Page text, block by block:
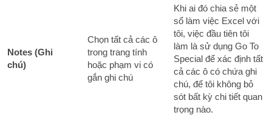
Notes (Ghi
chú)
Chọn tất cả các ô
trong trang tính
hoặc phạm vi có
gắn ghi chú
Khi ai đó chia sẻ một
sổ làm việc Excel với
tôi, việc đầu tiên tôi
làm là sử dụng Go To
Special để xác định tất
cả các ô có chứa ghi
chú, để tôi không bỏ
sót bất kỳ chi tiết quan
trọng nào.